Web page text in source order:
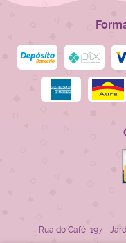
Rua do Café, 197 -